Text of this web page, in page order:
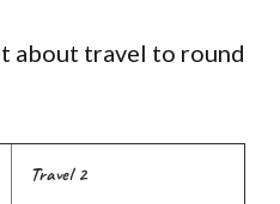
about travel to round
Travel 2